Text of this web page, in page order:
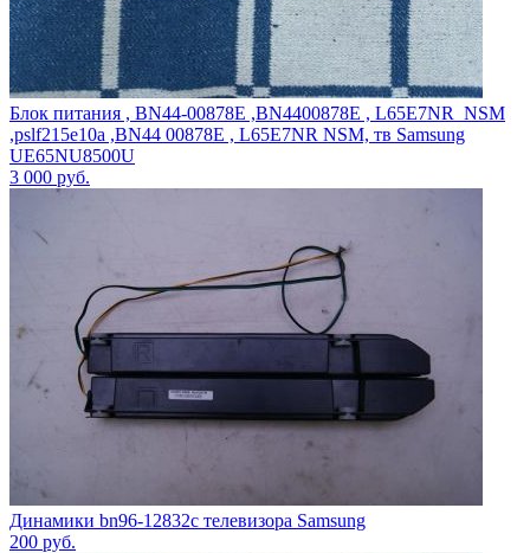
Блок питания , BN44-00878E ,BN4400878E , L65E7NR_NSM
,pslf215e10a ,BN44 00878E , L65E7NR NSM, тв Samsung
UE65NU8500U
3 000 руб.
Динамики bn96-12832с телевизора Samsung
200 руб.